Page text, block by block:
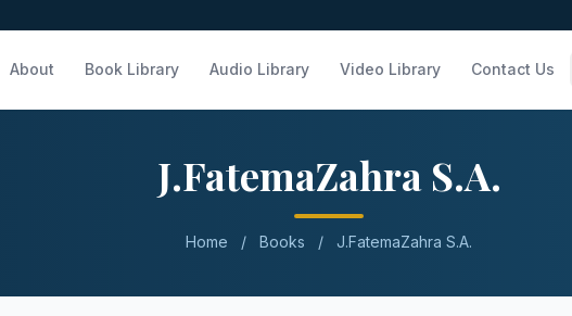
About Book Library Audio Library Video Library Contact Us
J.FatemaZahra S.A.
Home / Books / J.FatemaZahra S.A.